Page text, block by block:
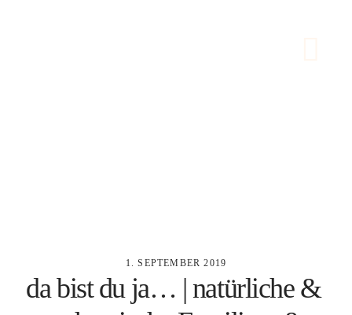
1. SEPTEMBER 2019
da bist du ja… | natürliche &
PREISE